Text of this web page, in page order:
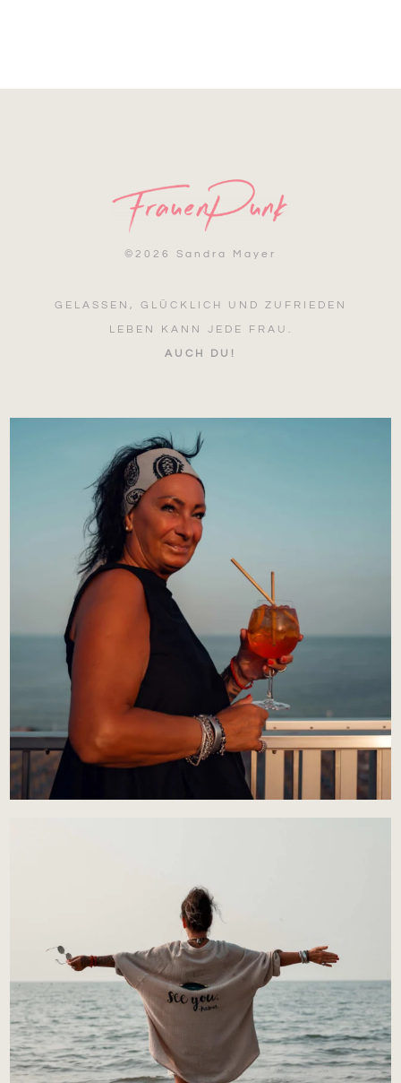
© 2026 Sandra Mayer
GELASSEN, GLÜCKLICH UND ZUFRIEDEN
LEBEN KANN JEDE FRAU.
AUCH DU!